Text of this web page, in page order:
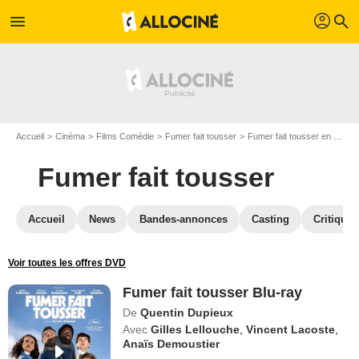
menu profil search
Accueil Cinéma Films Comédie Fumer fait tousser Fumer fait tousser en Blu Ray
Fumer fait tousser
Accueil News Bandes-annonces Casting
Voir toutes les offres DVD
Fumer fait tousser Blu-ray
De Quentin Dupieux
Avec Gilles Lellouche ,Vincent Lacoste
Anaïs Demoustier